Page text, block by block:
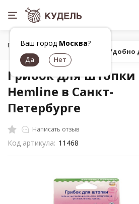
Ваш город Москва?
Главная Универсальные товары для
Грибок для штопки
Hemline в Санкт-
Петербурге
Написать отзыв
Код артикула: 11468
Попробуй!